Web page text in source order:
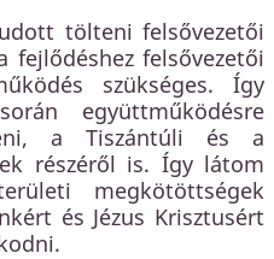
tölteni felsővezetői
fejlődéshez felsővezetői
szükséges. Így
együttműködésre
a Tiszántúli és a
részéről is. Így látom
megkötöttségek
és Jézus Krisztusért